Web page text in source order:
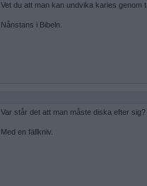
Vet du att man kan undvika karies genom
Nånstans i Bibeln.
Var står det att man måste diska efter sig?
Med en fällkniv.